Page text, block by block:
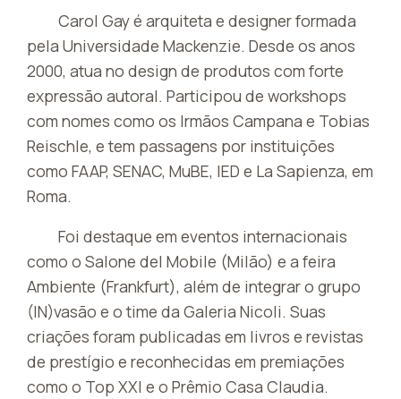
Carol Gay é arquiteta e designer formada
pela Universidade Mackenzie. Desde os anos
2000, atua no design de produtos com forte
expressão autoral. Participou de workshops
com nomes como os Irmãos Campana e Tobias
Reischle, e tem passagens por instituições
como FAAP, SENAC, MuBE, IED e La Sapienza, em
Roma.
Foi destaque em eventos internacionais
como o Salone del Mobile (Milão) e a feira
Ambiente (Frankfurt), além de integrar o grupo
(IN)vasão e o time da Galeria Nicoli. Suas
criações foram publicadas em livros e revistas
de prestígio e reconhecidas em premiações
como o Top XXI e o Prêmio Casa Claudia.